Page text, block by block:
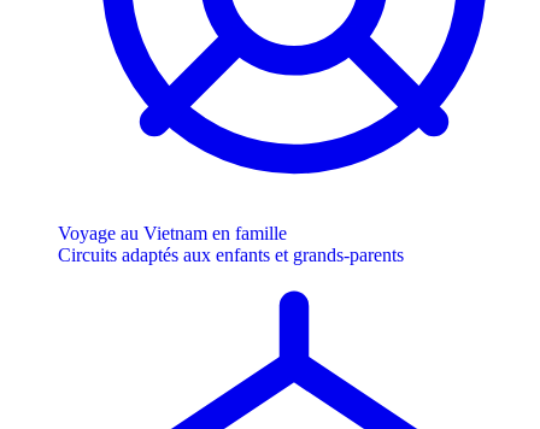
Voyage au Vietnam en famille
Circuits adaptés aux enfants et grands-parents